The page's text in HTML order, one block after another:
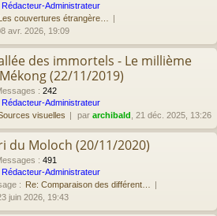
Rédacteur-Administrateur
couvertures étrangère…
avr. 2026, 19:09
des immortels - Le millième
(22/11/2019)
: 242
Rédacteur-Administrateur
visuelles par archibald , 21 déc. 2025, 13:26
du Moloch (20/11/2020)
: 491
Rédacteur-Administrateur
: Re: Comparaison des différent…
23 juin 2026, 19:43